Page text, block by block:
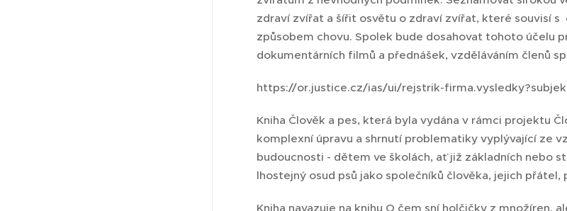
zdraví zvířat a šířit osvětu o zdraví zvířat, které souvisí
způsobem chovu. Spolek bude dosahovat tohoto účelu
dokumentárních filmů a přednášek, vzděláváním členů
https://or.justice.cz/ias/ui/rejstrik-
Kniha Člověk a pes, která byla vydána v rámci projektu
komplexní úpravu a shrnutí problematiky vyplývající ze
budoucnosti - dětem ve školách, ať již základních nebo
lhostejný osud psů jako společníků člověka, jejich
Kniha navazuje na knihu O čem sní holčičky z množíren,